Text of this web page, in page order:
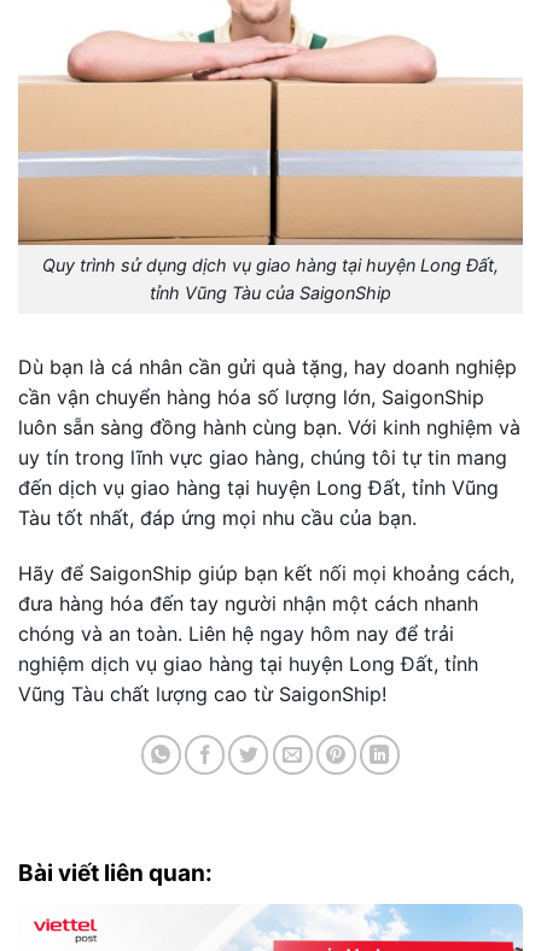
Quy trình sử dụng dịch vụ giao hàng tại huyện Long Đất,
tỉnh Vũng Tàu của SaigonShip
Dù bạn là cá nhân cần gửi quà tặng, hay doanh nghiệp
cần vận chuyển hàng hóa số lượng lớn, SaigonShip
luôn sẵn sàng đồng hành cùng bạn. Với kinh nghiệm và
uy tín trong lĩnh vực giao hàng, chúng tôi tự tin mang
đến dịch vụ giao hàng tại huyện Long Đất, tỉnh Vũng
Tàu tốt nhất, đáp ứng mọi nhu cầu của bạn.
Hãy để SaigonShip giúp bạn kết nối mọi khoảng cách,
đưa hàng hóa đến tay người nhận một cách nhanh
chóng và an toàn. Liên hệ ngay hôm nay để trải
nghiệm dịch vụ giao hàng tại huyện Long Đất, tỉnh
Vũng Tàu chất lượng cao từ SaigonShip!
Bài viết liên quan: